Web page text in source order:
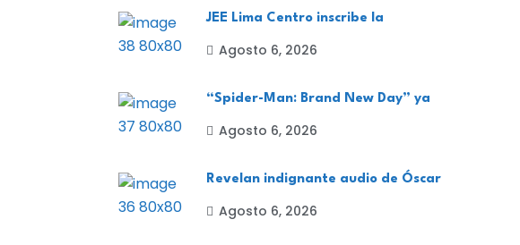
JEE Lima Centro inscribe la
Agosto 6, 2026
“Spider-Man: Brand New Day” ya
Agosto 6, 2026
Revelan indignante audio de Óscar
Agosto 6, 2026